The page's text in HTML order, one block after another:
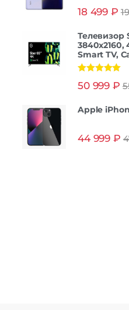
из 5
18 499 ₽
Телевизор
3840x2160,
Smart TV,
из 5
50 999 ₽
Apple
44 999 ₽